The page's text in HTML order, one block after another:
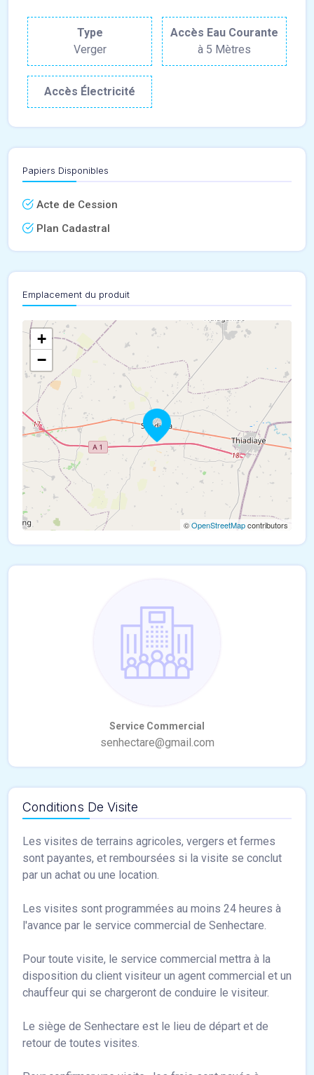
Type
Verger
Accès Eau Courante
à 5 Mètres
Accès Électricité
Papiers Disponibles
Acte de Cession
Plan Cadastral
Emplacement du produit
+
−
©OpenStreetMapcontributors
Conditions De Visite
Les visites de terrains agricoles, vergers et fermes
sont payantes, et remboursées si la visite se conclut
par un achat ou une location.
Les visites sont programmées au moins 24 heures à
l'avance par le service commercial de Senhectare.
Pour toute visite, le service commercial mettra à la
disposition du client visiteur un agent commercial et un
chauffeur qui se chargeront de conduire le visiteur.
Le siège de Senhectare est le lieu de départ et de
retour de toutes visites.